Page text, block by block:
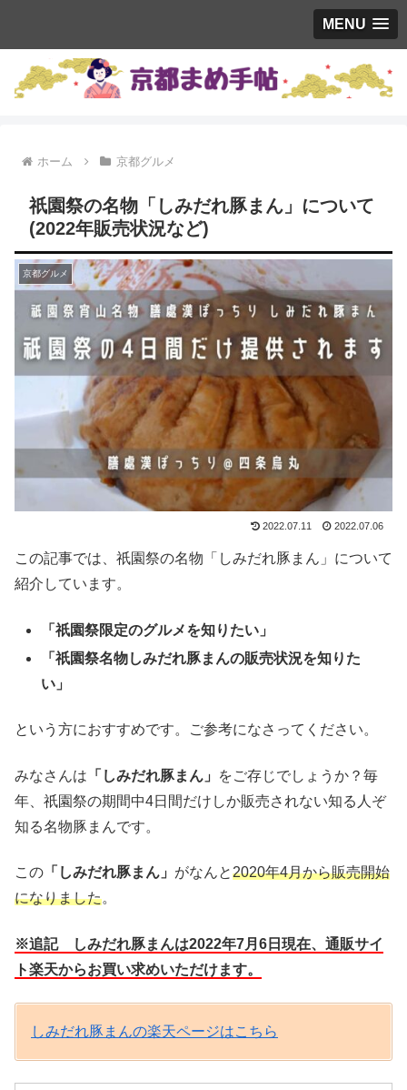
MENU
ホーム 京都グルメ
祇園祭の名物「しみだれ豚まん」について
(2022年販売状況など)
京都グルメ
2022.07.11 2022.07.06
この記事では、祇園祭の名物「しみだれ豚まん」について
紹介しています。
「祇園祭限定のグルメを知りたい」
「祇園祭名物しみだれ豚まんの販売状況を知りた
い」
という方におすすめです。ご参考になさってください。
みなさんは 「しみだれ豚まん」
をご存じでしょうか？毎
年、祇園祭の期間中4日間だけしか販売されない知る人ぞ
知る名物豚まんです。
この 「しみだれ豚まん」 がなんと2020年4月から販売開始
になりました。
※追記 しみだれ豚まんは2022年7月6日現在、通販サイ
ト楽天からお買い求めいただけます。
しみだれ豚まんの楽天ページはこちら